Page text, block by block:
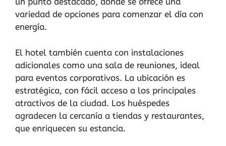
variedad de opciones para comenzar el día con
energía.
El hotel también cuenta con instalaciones
adicionales como una sala de reuniones, ideal
para eventos corporativos. La ubicación es
estratégica, con fácil acceso a los principales
atractivos de la ciudad. Los huéspedes
agradecen la cercanía a tiendas y restaurantes,
que enriquecen su estancia.